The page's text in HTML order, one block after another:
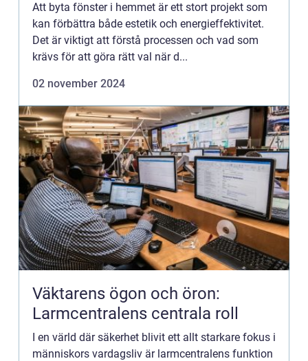
Att byta fönster i hemmet är ett stort projekt som
kan förbättra både estetik och energieffektivitet.
Det är viktigt att förstå processen och vad som
krävs för att göra rätt val när d...
02 november 2024
Väktarens ögon och öron:
Larmcentralens centrala roll
I en värld där säkerhet blivit ett allt starkare fokus i
människors vardagsliv är larmcentralens funktion